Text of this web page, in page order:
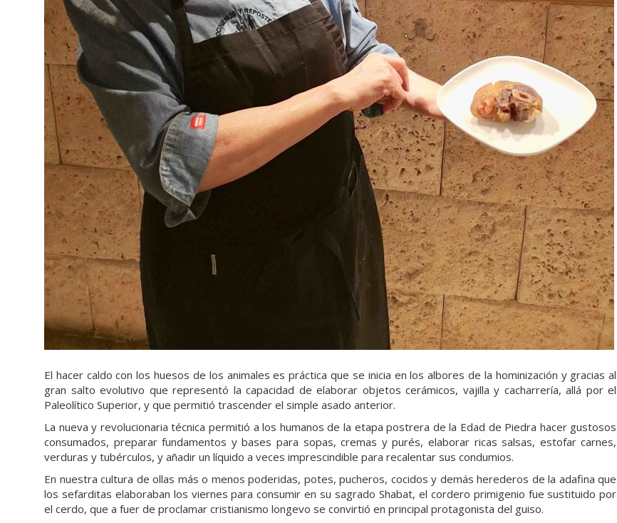
El hacer caldo con los huesos de los animales es práctica que se inicia en los albores de la hominización y gracias al
gran salto evolutivo que representó la capacidad de elaborar objetos cerámicos, vajilla y cacharrería, allá por el
Paleolítico Superior, y que permitió trascender el simple asado anterior.
La nueva y revolucionaria técnica permitió a los humanos de la etapa postrera de la Edad de Piedra hacer gustosos
consumados, preparar fundamentos y bases para sopas, cremas y purés, elaborar ricas salsas, estofar carnes,
verduras y tubérculos, y añadir un líquido a veces imprescindible para recalentar sus condumios.
En nuestra cultura de ollas más o menos poderidas, potes, pucheros, cocidos y demás herederos de la adafina que
los sefarditas elaboraban los viernes para consumir en su sagrado Shabat, el cordero primigenio fue sustituido por
el cerdo, que a fuer de proclamar cristianismo longevo se convirtió en principal protagonista del guiso.